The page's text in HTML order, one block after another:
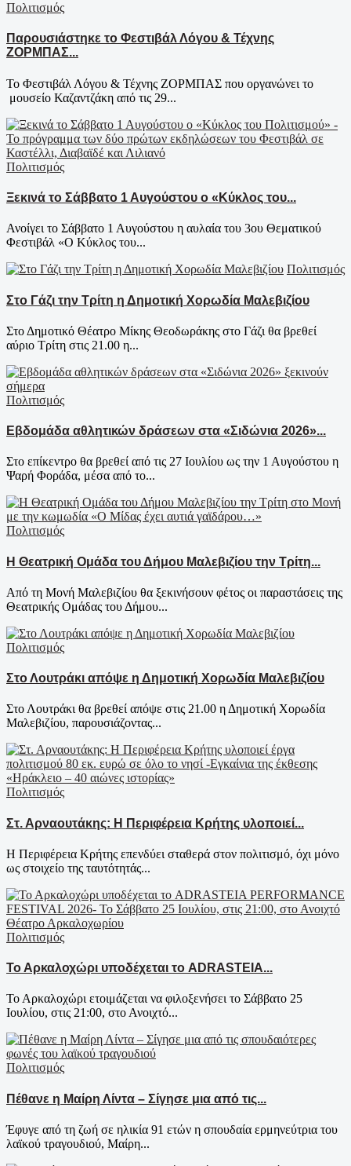
Πολιτισμός
Παρουσιάστηκε το Φεστιβάλ Λόγου & Τέχνης
ΖΟΡΜΠΑΣ...
To Φεστιβάλ Λόγου & Τέχνης ΖΟΡΜΠΑΣ που οργανώνει το
μουσείο Καζαντζάκη από τις 29...
Πολιτισμός
Ξεκινά το Σάββατο 1 Αυγούστου ο «Κύκλος του...
Ανοίγει το Σάββατο 1 Αυγούστου η αυλαία του 3ου Θεματικού
Φεστιβάλ «Ο Κύκλος του...
Πολιτισμός
Στο Γάζι την Τρίτη η Δημοτική Χορωδία Μαλεβιζίου
Στο Δημοτικό Θέατρο Μίκης Θεοδωράκης στο Γάζι θα βρεθεί
αύριο Τρίτη στις 21.00 η...
Πολιτισμός
Εβδομάδα αθλητικών δράσεων στα «Σιδώνια 2026»...
Στο επίκεντρο θα βρεθεί από τις 27 Ιουλίου ως την 1 Αυγούστου η
Ψαρή Φοράδα, μέσα από το...
Πολιτισμός
Η Θεατρική Ομάδα του Δήμου Μαλεβιζίου την Τρίτη...
Από τη Μονή Μαλεβιζίου θα ξεκινήσουν φέτος οι παραστάσεις της
Θεατρικής Ομάδας του Δήμου...
Πολιτισμός
Στο Λουτράκι απόψε η Δημοτική Χορωδία Μαλεβιζίου
Στο Λουτράκι θα βρεθεί απόψε στις 21.00 η Δημοτική Χορωδία
Μαλεβιζίου, παρουσιάζοντας...
Πολιτισμός
Στ. Αρναουτάκης: Η Περιφέρεια Κρήτης υλοποιεί...
Η Περιφέρεια Κρήτης επενδύει σταθερά στον πολιτισμό, όχι μόνο
ως στοιχείο της ταυτότητάς...
Πολιτισμός
Το Αρκαλοχώρι υποδέχεται το ADRASTEIA...
Το Αρκαλοχώρι ετοιμάζεται να φιλοξενήσει το Σάββατο 25
Ιουλίου, στις 21:00, στο Ανοιχτό...
Πολιτισμός
Πέθανε η Μαίρη Λίντα – Σίγησε μια από τις...
Έφυγε από τη ζωή σε ηλικία 91 ετών η σπουδαία ερμηνεύτρια του
λαϊκού τραγουδιού, Μαίρη...